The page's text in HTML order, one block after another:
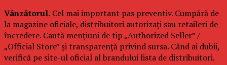
Vânzătorul. Cel mai important pas preventiv. Cumpără de
la magazine oficiale, distribuitori autorizați sau retaileri de
încredere. Caută mențiuni de tip „Authorized Seller” /
„Official Store” și transparență privind sursa. Când ai dubii,
verifică pe site-ul oficial al brandului lista de distribuitori.